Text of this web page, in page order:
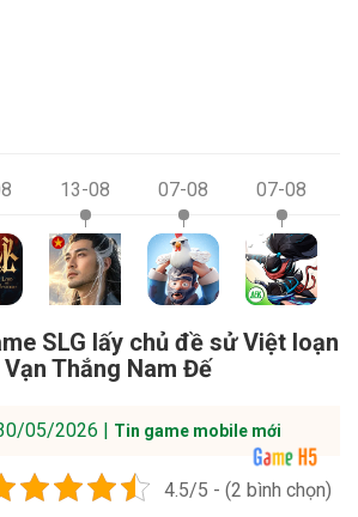
13-08 07-08 07-08
SLG lấy chủ đề sử Việt loạn
Thắng Nam Đế
05/2026 | Tin game mobile mới
4.5/5 - (2 bình chọn)